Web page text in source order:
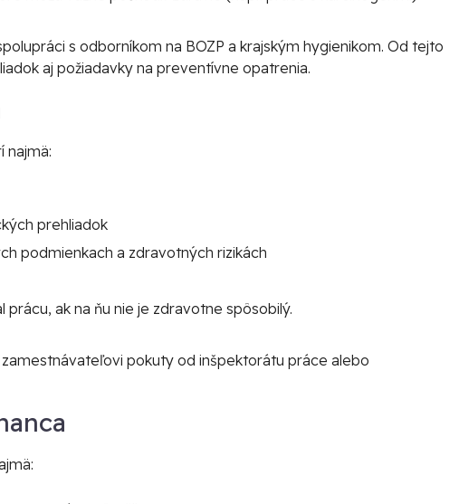
s odborníkom na BOZP a krajským hygienikom. Od tejto
aj požiadavky na preventívne opatrenia.
najmä:
prehliadok
podmienkach a zdravotných rizikách
ak na ňu nie je zdravotne spôsobilý.
pokuty od inšpektorátu práce alebo